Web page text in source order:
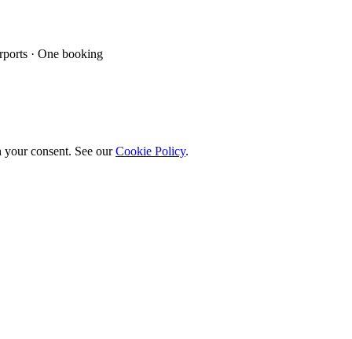
· One booking
consent. See our Cookie Policy.